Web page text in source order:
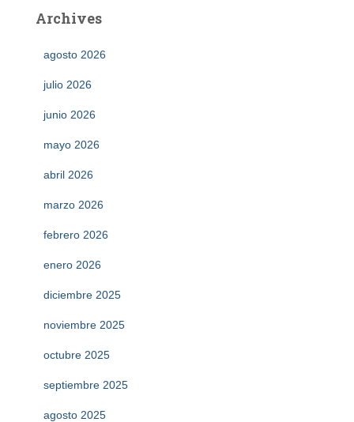
Archives
agosto 2026
julio 2026
junio 2026
mayo 2026
abril 2026
marzo 2026
febrero 2026
enero 2026
diciembre 2025
noviembre 2025
octubre 2025
septiembre 2025
agosto 2025